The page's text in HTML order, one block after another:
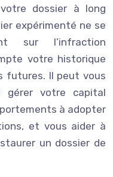
dossier à long
expérimenté ne se
sur l’infraction
votre historique
futures. Il peut vous
gérer votre capital
à adopter
et vous aider à
un dossier de